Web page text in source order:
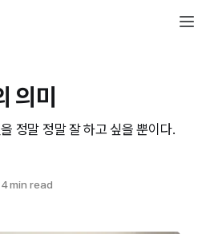
의미
정말 정말 잘 하고 싶을 뿐이다.
min read